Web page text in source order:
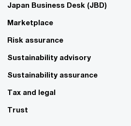
Japan Business Desk (JBD)
Marketplace
Risk assurance
Sustainability advisory
Sustainability assurance
Tax and legal
Trust